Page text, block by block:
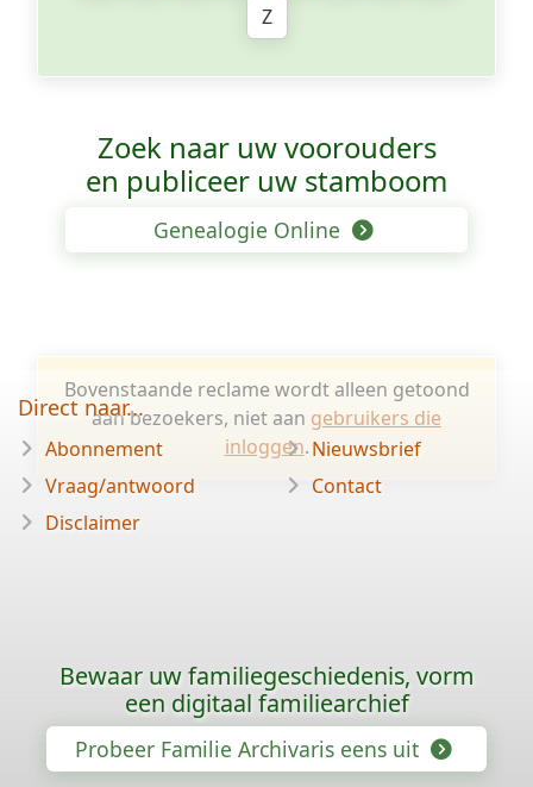
Z
Zoek naar uw voorouders
en publiceer uw stamboom
Genealogie Online
Bovenstaande reclame wordt alleen getoond
aan bezoekers, niet aan gebruikers die
inloggen.
Direct naar...
Abonnement
Vraag/antwoord
Disclaimer
Nieuwsbrief
Contact
Bewaar uw familiegeschiedenis, vorm
een digitaal familiearchief
Probeer Familie Archivaris eens uit